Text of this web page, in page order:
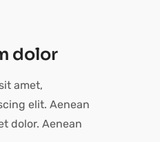
dolor
amet,
elit. Aenean
dolor. Aenean